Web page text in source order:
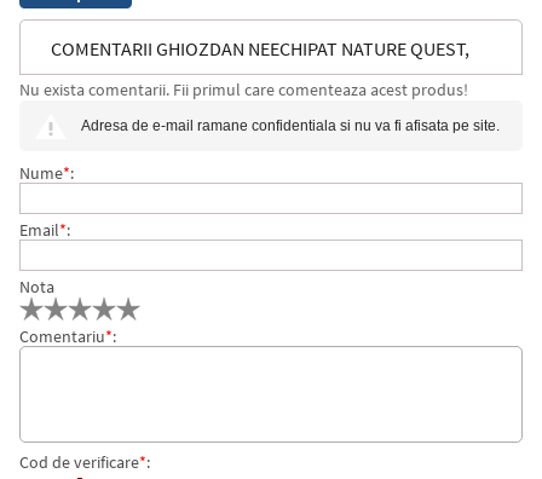
COMENTARII GHIOZDAN NEECHIPAT NATURE QUEST,
SEA SPARKLES, GO OCEAN, TIGER
Nu exista comentarii. Fii primul care comenteaza acest produs!
Adresa de e-mail ramane confidentiala si nu va fi afisata pe site.
Nume*:
Email*:
Nota
Comentariu*:
Cod de verificare*: